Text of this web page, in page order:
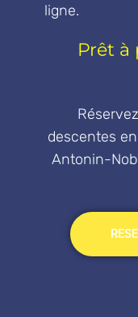
ligne.
Prêt à
descentes
Antonin-